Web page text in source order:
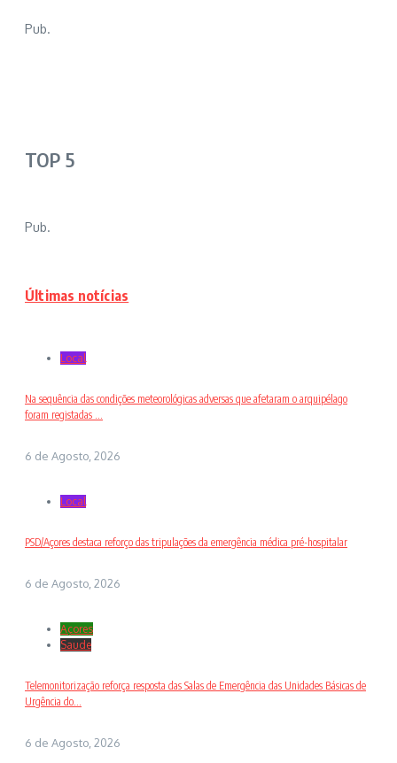
Pub.
TOP 5
Pub.
Últimas notícias
Local
Na sequência das condições meteorológicas adversas que afetaram o arquipélago
foram registadas ...
6 de Agosto, 2026
Local
PSD/Açores destaca reforço das tripulações da emergência médica pré-hospitalar
6 de Agosto, 2026
Açores
Saude
Telemonitorização reforça resposta das Salas de Emergência das Unidades Básicas de
Urgência do...
6 de Agosto, 2026